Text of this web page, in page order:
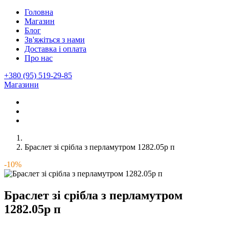
Головна
Магазин
Блог
Зв'яжіться з нами
Доставка і оплата
Про нас
+380 (95) 519-29-85
Магазини
Браслет зі срібла з перламутром 1282.05р п
-10%
Браслет зі срібла з перламутром
1282.05р п